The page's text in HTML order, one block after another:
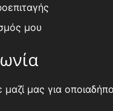
μου
μαζί μας για